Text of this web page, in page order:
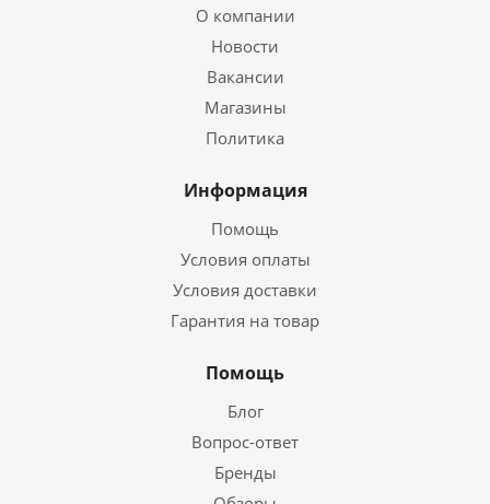
О компании
Новости
Вакансии
Магазины
Политика
Информация
Помощь
Условия оплаты
Условия доставки
Гарантия на товар
Помощь
Блог
Вопрос-ответ
Бренды